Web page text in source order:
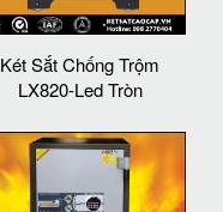
Két Sắt Chống Trộm
LX820-Led Tròn